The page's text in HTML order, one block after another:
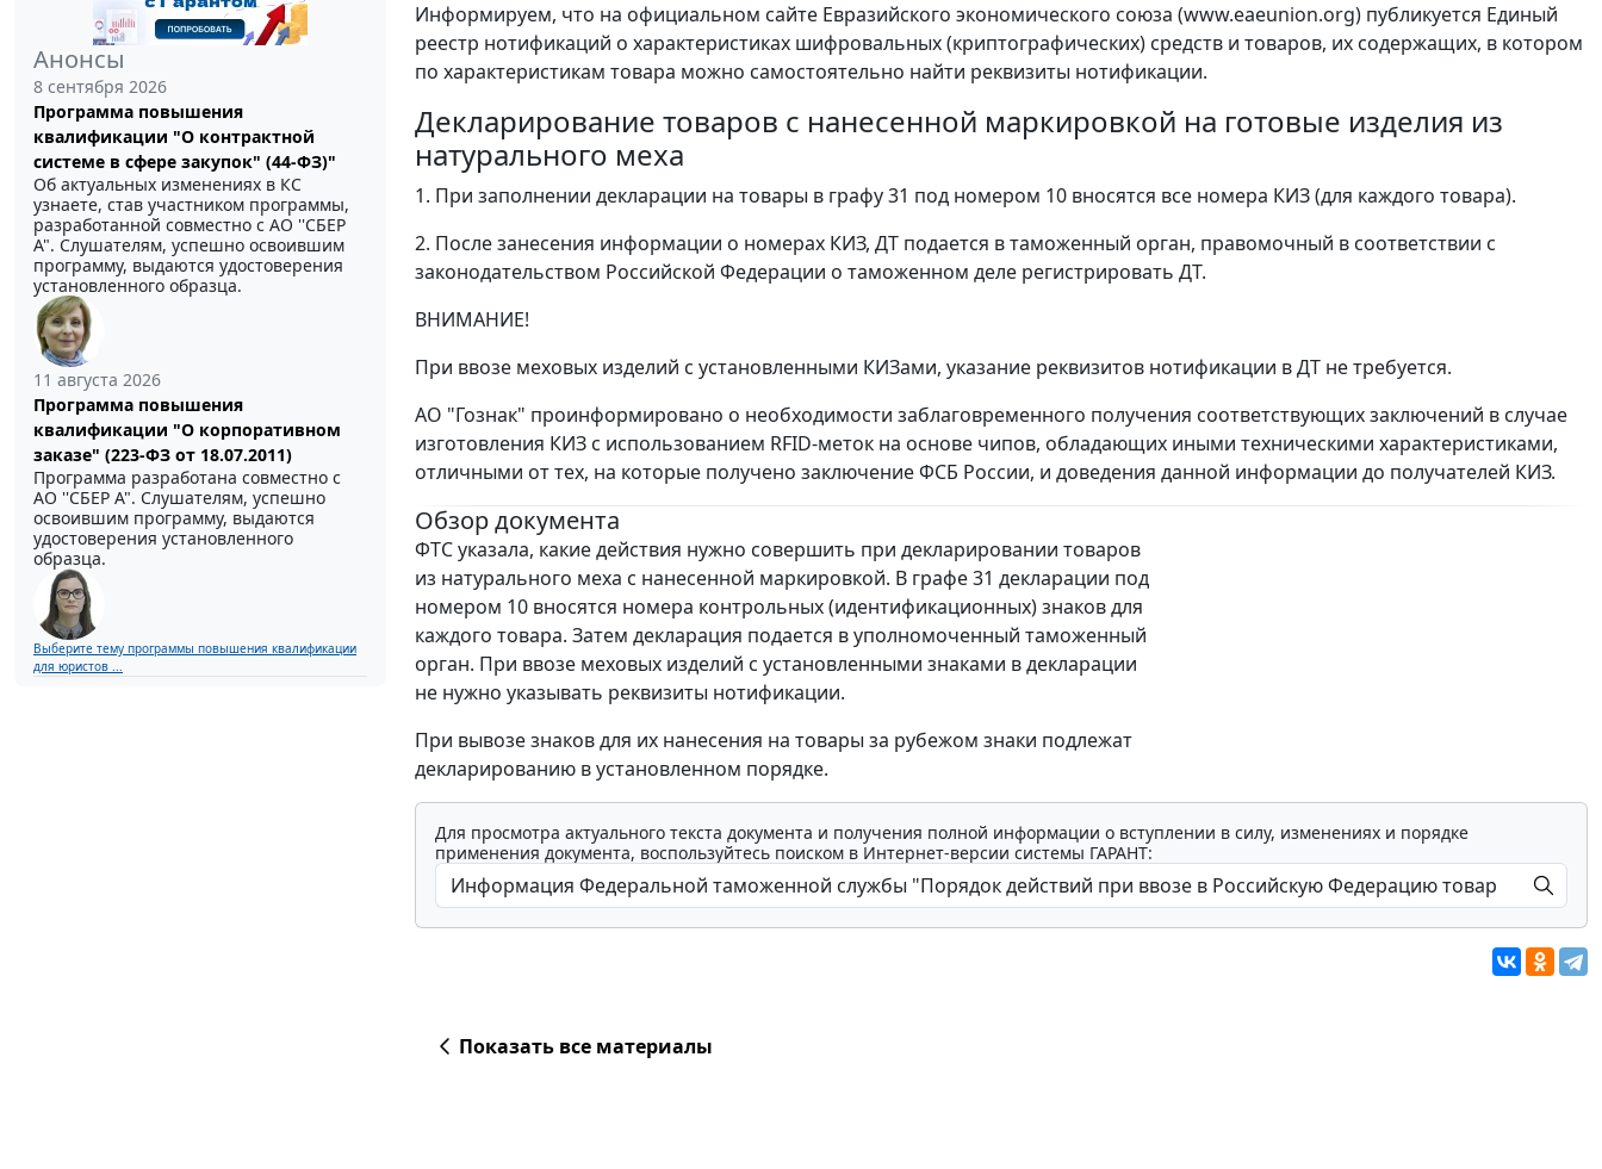
Анонсы
8 сентября 2026
Программа повышения
квалификации "О контрактной
системе в сфере закупок" (44-ФЗ)"
Об актуальных изменениях в КС
узнаете, став участником программы,
разработанной совместно с АО ''СБЕР
А". Слушателям, успешно освоившим
программу, выдаются удостоверения
установленного образца.
11 августа 2026
Программа повышения
квалификации "О корпоративном
заказе" (223-ФЗ от 18.07.2011)
Программа разработана совместно с
АО ''СБЕР А". Слушателям, успешно
освоившим программу, выдаются
удостоверения установленного
образца.
Выберите тему программы повышения квалификации
для юристов ...
Информируем, что на официальном сайте Евразийского экономического союза (www.eaeunion.org) публикуется Единый
реестр нотификаций о характеристиках шифровальных (криптографических) средств и товаров, их содержащих, в котором
по характеристикам товара можно самостоятельно найти реквизиты нотификации.
Декларирование товаров с нанесенной маркировкой на готовые изделия из
натурального меха
1. При заполнении декларации на товары в графу 31 под номером 10 вносятся все номера КИЗ (для каждого товара).
2. После занесения информации о номерах КИЗ, ДТ подается в таможенный орган, правомочный в соответствии с
законодательством Российской Федерации о таможенном деле регистрировать ДТ.
ВНИМАНИЕ!
При ввозе меховых изделий с установленными КИЗами, указание реквизитов нотификации в ДТ не требуется.
АО "Гознак" проинформировано о необходимости заблаговременного получения соответствующих заключений в случае
изготовления КИЗ с использованием RFID-меток на основе чипов, обладающих иными техническими характеристиками,
отличными от тех, на которые получено заключение ФСБ России, и доведения данной информации до получателей КИЗ.
Обзор документа
ФТС указала, какие действия нужно совершить при декларировании товаров
из натурального меха с нанесенной маркировкой. В графе 31 декларации под
номером 10 вносятся номера контрольных (идентификационных) знаков для
каждого товара. Затем декларация подается в уполномоченный таможенный
орган. При ввозе меховых изделий с установленными знаками в декларации
не нужно указывать реквизиты нотификации.
При вывозе знаков для их нанесения на товары за рубежом знаки подлежат
декларированию в установленном порядке.
Для просмотра актуального текста документа и получения полной информации о вступлении в силу, изменениях и порядке
применения документа, воспользуйтесь поиском в Интернет-версии системы ГАРАНТ:
Показать все материалы